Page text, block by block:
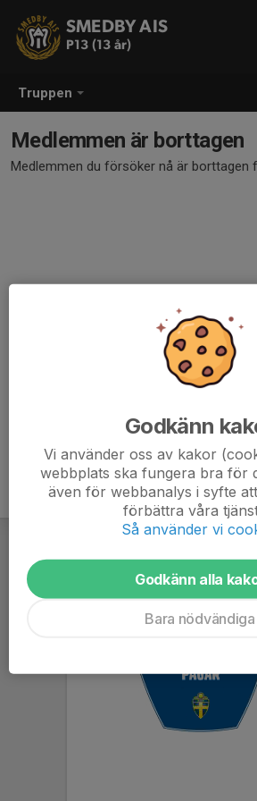
Truppen
SMEDBY AIS
P13 (13 år)
Medlemmen är borttagen
Medlemmen du försöker nå är borttagen
Godkänn
Vi använder oss av kakor
webbplats ska fungera bra för
även för webbanalys i syfte
förbättra våra
Så använder vi
Godkänn alla
Bara nödvändiga